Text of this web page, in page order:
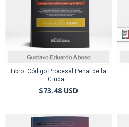
Libro: Código Procesal Penal de la
Ciuda...
$73.48 USD